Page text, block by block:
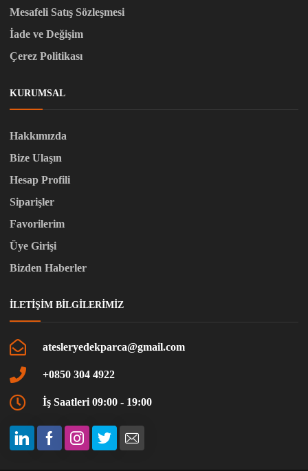
Mesafeli Satış Sözleşmesi
İade ve Değişim
Çerez Politikası
KURUMSAL
Hakkımızda
Bize Ulaşın
Hesap Profili
Siparişler
Favorilerim
Üye Girişi
Bizden Haberler
İLETIŞIM BILGILERIMIZ
atesleryedekparca@gmail.com
+0850 304 4922
İş Saatleri 09:00 - 19:00